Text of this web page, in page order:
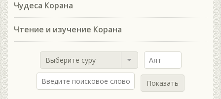
Чудеса Корана
Чтение и изучение Корана
Выберите суру
Показать